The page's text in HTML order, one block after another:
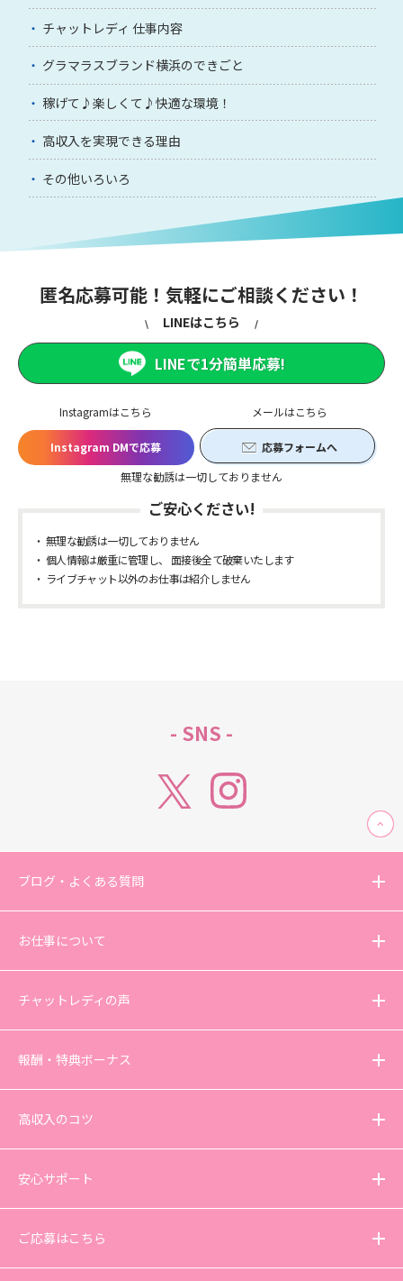
チャットレディ 仕事内容
グラマラスブランド横浜のできごと
稼げて♪楽しくて♪快適な環境！
高収入を実現できる理由
その他いろいろ
匿名応募可能！気軽にご相談ください！
Instagramはこちら
Instagram DMで応募
メールはこちら
応募フォームへ
無理な勧誘は一切しておりません
LINEはこちら
LINEで1分簡単応募!
ご安心ください!
無理な勧誘は一切しておりません
個人情報は厳重に管理し、 面接後全て破棄いたします
ライブチャット以外のお仕事は紹介しません
- SNS -
ブログ・よくある質問
お仕事について
チャットレディの声
報酬・特典ボーナス
高収入のコツ
安心サポート
ご応募はこちら